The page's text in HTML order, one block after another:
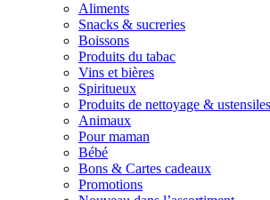
Aliments
Snacks & sucreries
Boissons
Produits du tabac
Vins et bières
Spiritueux
Produits de nettoyage & ustensiles
Animaux
Pour maman
Bébé
Bons & Cartes cadeaux
Promotions